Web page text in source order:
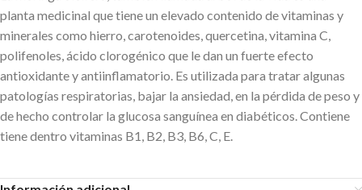
planta medicinal que tiene un elevado contenido de vitaminas y
minerales como hierro, carotenoides, quercetina, vitamina C,
polifenoles, ácido clorogénico que le dan un fuerte efecto
antioxidante y antiinflamatorio. Es utilizada para tratar algunas
patologías respiratorias, bajar la ansiedad, en la pérdida de peso y
de hecho controlar la glucosa sanguínea en diabéticos. Contiene
tiene dentro vitaminas B1, B2, B3, B6, C, E.